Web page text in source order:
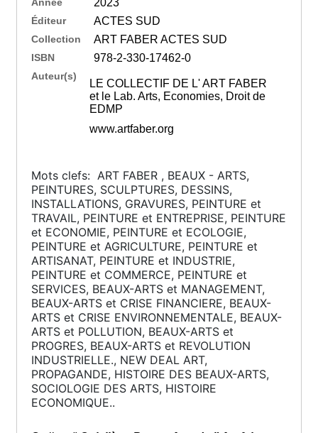
2023
Éditeur ACTES SUD
Collection ART FABER ACTES SUD
ISBN 978-2-330-17462-0
Auteur(s)
LE COLLECTIF DE L' ART FABER
et le Lab. Arts, Economies, Droit de
EDMP
www.artfaber.org
Mots clefs: ART FABER , BEAUX - ARTS,
PEINTURES, SCULPTURES, DESSINS,
INSTALLATIONS, GRAVURES, PEINTURE et
TRAVAIL, PEINTURE et ENTREPRISE, PEINTURE
et ECONOMIE, PEINTURE et ECOLOGIE,
PEINTURE et AGRICULTURE, PEINTURE et
ARTISANAT, PEINTURE et INDUSTRIE,
PEINTURE et COMMERCE, PEINTURE et
SERVICES, BEAUX-ARTS et MANAGEMENT,
BEAUX-ARTS et CRISE FINANCIERE, BEAUX-
ARTS et CRISE ENVIRONNEMENTALE, BEAUX-
ARTS et POLLUTION, BEAUX-ARTS et
PROGRES, BEAUX-ARTS et REVOLUTION
INDUSTRIELLE., NEW DEAL ART,
PROPAGANDE, HISTOIRE DES BEAUX-ARTS,
SOCIOLOGIE DES ARTS, HISTOIRE
ECONOMIQUE..